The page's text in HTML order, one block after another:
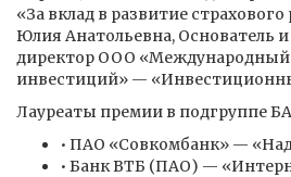
«За вклад в развитие
Юлия Анатольевна, Основатель
директор ООО «Международный
инвестиций» —
Лауреаты премии в подгруппе
• ПАО «Совкомбанк» —
• Банк ВТБ (ПАО) —